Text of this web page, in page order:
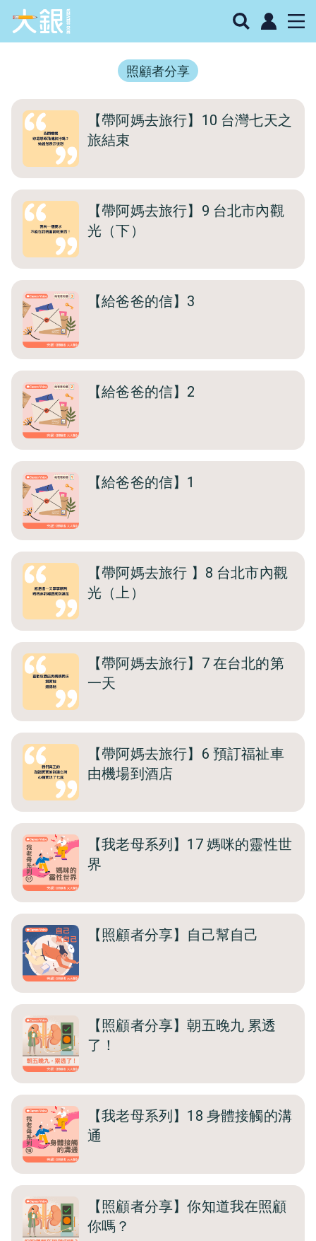
照顧者分享
【帶阿媽去旅行】10 台灣七天之
旅結束
【帶阿媽去旅行】9 台北市內觀
光（下）
【給爸爸的信】3
【給爸爸的信】2
【給爸爸的信】1
【帶阿媽去旅行 】8 台北市內觀
光（上）
【帶阿媽去旅行】7 在台北的第
一天
【帶阿媽去旅行】6 預訂福祉車
由機場到酒店
【我老母系列】17 媽咪的靈性世
界
【照顧者分享】自己幫自己
【照顧者分享】朝五晚九 累透
了！
【我老母系列】18 身體接觸的溝
通
【照顧者分享】你知道我在照顧
你嗎？